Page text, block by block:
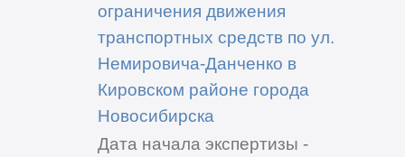
ограничения движения
транспортных средств по ул.
Немировича-Данченко в
Кировском районе города
Новосибирска
Дата начала экспертизы -